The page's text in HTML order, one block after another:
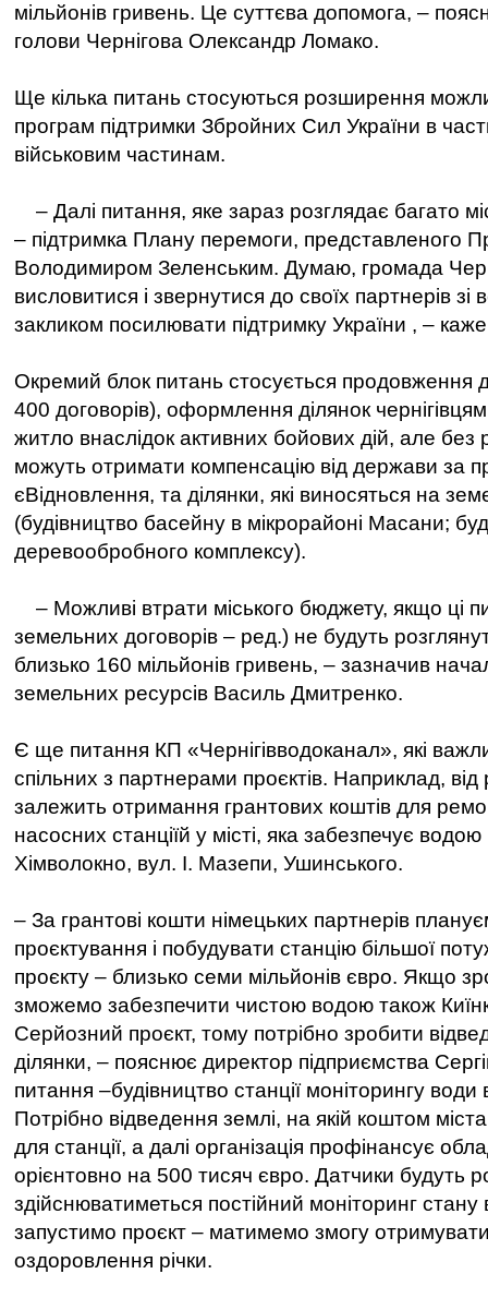
мільйонів гривень. Це суттєва допомога, –
голови Чернігова Олександр Ломако.
Ще кілька питань стосуються розширення
програм підтримки Збройних Сил України в
військовим частинам.
– Далі питання, яке зараз розглядає багато
– підтримка Плану перемоги, представленого
Володимиром Зеленським. Думаю, громада
висловитися і звернутися до своїх партнерів зі
закликом посилювати підтримку України , –
Окремий блок питань стосується продовження
400 договорів), оформлення ділянок
житло внаслідок активних бойових дій, але без
можуть отримати компенсацію від держави за
єВідновлення, та ділянки, які виносяться на
(будівництво басейну в мікрорайоні Масани;
деревообробного комплексу).
– Можливі втрати міського бюджету, якщо ці
земельних договорів – ред.) не будуть
близько 160 мільйонів гривень, – зазначив
земельних ресурсів Василь Дмитренко.
Є ще питання КП «Чернігівводоканал», які
спільних з партнерами проєктів. Наприклад, від
залежить отримання грантових коштів для
насосних станціїй у місті, яка забезпечує
Хімволокно, вул. І. Мазепи, Ушинського.
– За грантові кошти німецьких партнерів
проєктування і побудувати станцію більшої
проєкту – близько семи мільйонів євро. Якщо
зможемо забезпечити чистою водою також
Серйозний проєкт, тому потрібно зробити
ділянки, – пояснює директор підприємства
питання –будівництво станції моніторингу
Потрібно відведення землі, на якій коштом
для станції, а далі організація профінансує
орієнтовно на 500 тисяч євро. Датчики будуть
здійснюватиметься постійний моніторинг
запустимо проєкт – матимемо змогу
оздоровлення річки.